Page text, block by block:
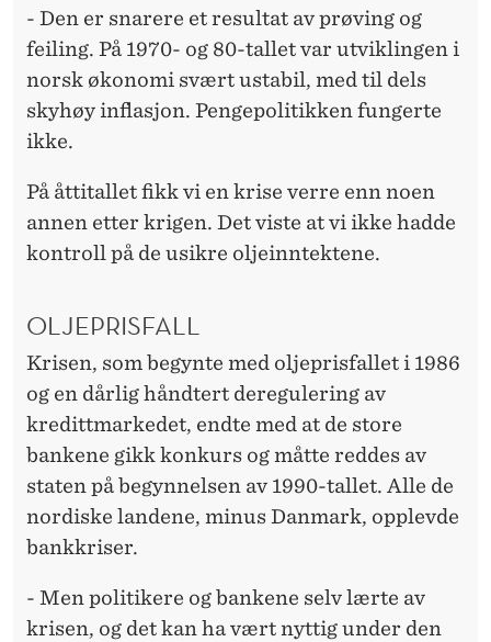
- Den er snarere et resultat av prøving og
feiling. På 1970- og 80-tallet var utviklingen i
norsk økonomi svært ustabil, med til dels
skyhøy inflasjon. Pengepolitikken fungerte
ikke.
På åttitallet fikk vi en krise verre enn noen
annen etter krigen. Det viste at vi ikke hadde
kontroll på de usikre oljeinntektene.
OLJEPRISFALL
Krisen, som begynte med oljeprisfallet i 1986
og en dårlig håndtert deregulering av
kredittmarkedet, endte med at de store
bankene gikk konkurs og måtte reddes av
staten på begynnelsen av 1990-tallet. Alle de
nordiske landene, minus Danmark, opplevde
bankkriser.
- Men politikere og bankene selv lærte av
krisen, og det kan ha vært nyttig under den